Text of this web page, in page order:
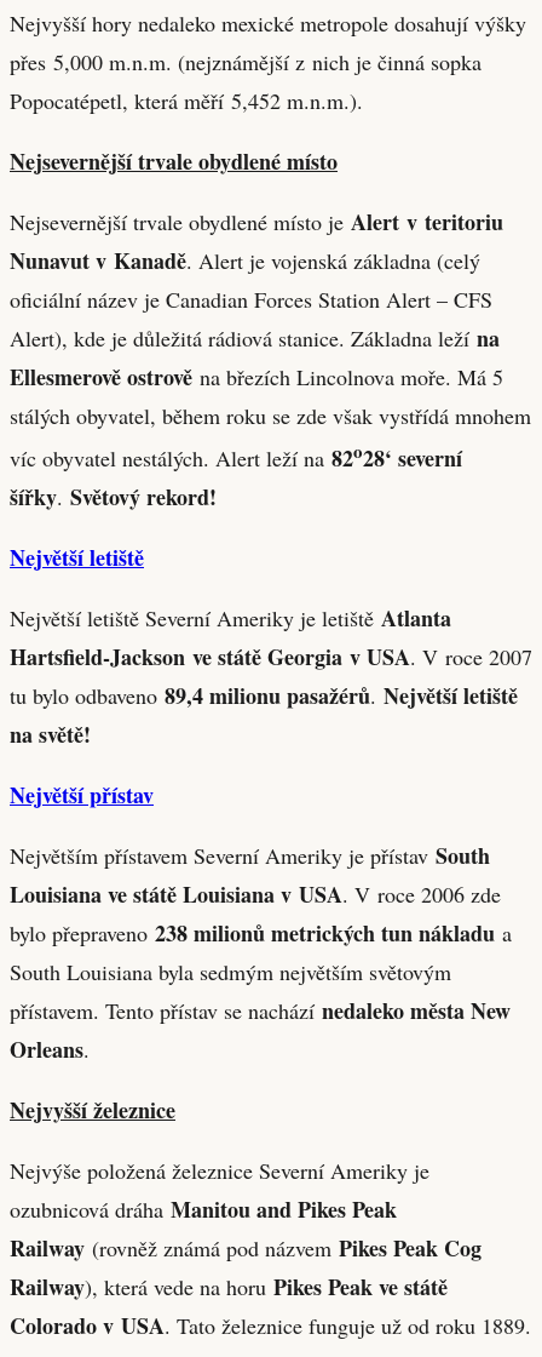
Nejvyšší hory nedaleko mexické metropole dosahují výšky
přes 5,000 m.n.m. (nejznámější z nich je činná sopka
Popocatépetl, která měří 5,452 m.n.m.).
Nejsevernější trvale obydlené místo
Nejsevernější trvale obydlené místo je Alert v teritoriu
Nunavut v Kanadě. Alert je vojenská základna (celý
oficiální název je Canadian Forces Station Alert – CFS
Alert), kde je důležitá rádiová stanice. Základna leží na
Ellesmerově ostrově na březích Lincolnova moře. Má 5
stálých obyvatel, během roku se zde však vystřídá mnohem
víc obyvatel nestálých. Alert leží na 82o28‘ severní
šířky. Světový rekord!
Největší letiště
Největší letiště Severní Ameriky je letiště Atlanta
Hartsfield-Jackson ve státě Georgia v USA. V roce 2007
tu bylo odbaveno 89,4 milionu pasažérů. Největší letiště
na světě!
Největší přístav
Největším přístavem Severní Ameriky je přístav South
Louisiana ve státě Louisiana v USA. V roce 2006 zde
bylo přepraveno 238 milionů metrických tun nákladu a
South Louisiana byla sedmým největším světovým
přístavem. Tento přístav se nachází nedaleko města New
Orleans.
Nejvyšší železnice
Nejvýše položená železnice Severní Ameriky je
ozubnicová dráha Manitou and Pikes Peak
Railway (rovněž známá pod názvem Pikes Peak Cog
Railway), která vede na horu Pikes Peak ve státě
Colorado v USA. Tato železnice funguje už od roku 1889.